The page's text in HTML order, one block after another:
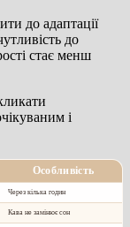
до адаптації
до
стає менш
і
Особливість
Через кілька годин
Кава не замінює сон